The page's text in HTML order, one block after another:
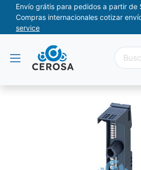
Envío grátis para pedidos a partir de
Compras internacionales cotizar
service